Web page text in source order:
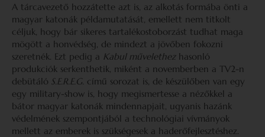
A tárcavezető hozzátette azt is, az alkotás formába önti a
magyar katonák példamutatását, emellett nem titkolt
céljuk, hogy bár sikeres tartalékostoborzást tudhat maga
mögött a honvédség, de mindezt a jövőben fokozni
szeretnék. Ezt pedig a Kabul művelethez hasonló
produkciók serkenthetik, miként a novemberben a TV2-n
debütáló S.E.R.E.G. című sorozat is, de készülőben van egy
egy military-show is, hogy megismertesse a nézőkkel a
bátor magyar katonák mindennapjait, ugyanis hazánk
védelmének szempontjából a technológiai vívmányok
mellett az emberek is szükségesek a haderőfejlesztéshez.